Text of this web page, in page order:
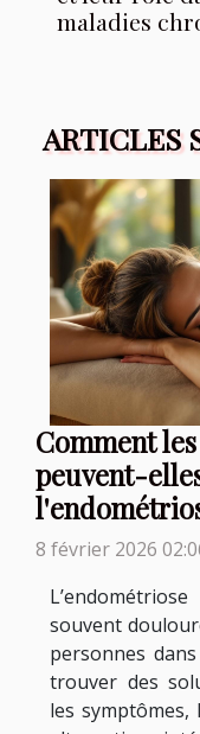
maladies
ARTICLES
Comment
peuvent-
8 février 2026
souvent
personnes
trouver des
les symptômes,